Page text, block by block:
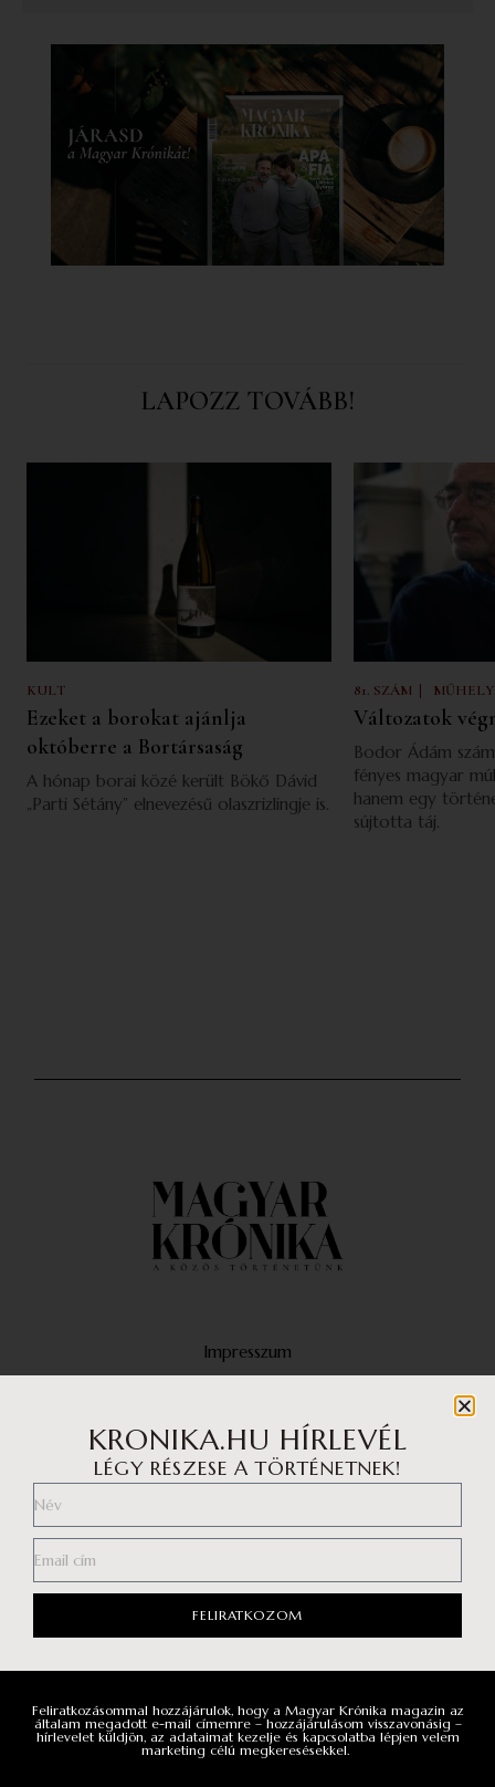
LAPOZZ TOVÁBB!
KULT
Ezeket a borokat ajánlja
októberre a Bortársaság
A hónap borai közé került Bökő Dávid
„Parti Sétány” elnevezésű olaszrizlingje is.
81. SZÁM | MŰHELY
Változatok
Bodor Ádám
fényes magyar
hanem egy
sújtotta táj.
Impresszum
Adatvédelmi központ
Adatvédelem
Facebook
Instagram
YouTube
KRONIKA.HU HÍRLEVÉL
LÉGY RÉSZESE A TÖRTÉNETNEK!
FELIRATKOZOM
Feliratkozásommal hozzájárulok, hogy a Magyar Krónika magazin az
általam megadott e-mail címemre – hozzájárulásom visszavonásig –
hírlevelet küldjön, az adataimat kezelje és kapcsolatba lépjen velem
marketing célú megkeresésekkel.